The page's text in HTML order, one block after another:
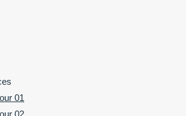
01
02